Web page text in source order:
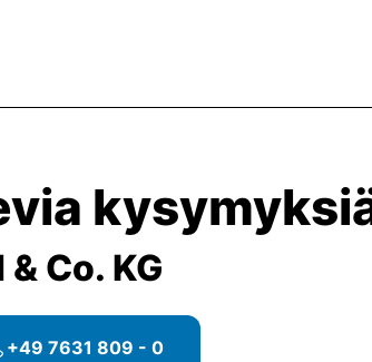
Co. KG
+49 7631 809 - 0